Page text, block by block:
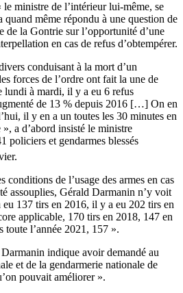
le ministre de l’intérieur lui-même, se
quand même répondu à une question de
de la Gontrie sur l’opportunité d’une
en cas de refus d’obtempérer.
conduisant à la mort d’un
forces de l’ordre ont fait la une de
lundi à mardi, il y a eu 6 refus
de 13 % depuis 2016 […] On en
il y en a un toutes les 30 minutes en
a d’abord insisté le ministre
policiers et gendarmes blessés
conditions de l’usage des armes en cas
assouplies, Gérald Darmanin n’y voit
137 tirs en 2016, il y a eu 202 tirs en
applicable, 170 tirs en 2018, 147 en
toute l’année 2021, 157 ».
indique avoir demandé au
et de la gendarmerie nationale de
pouvait améliorer ».